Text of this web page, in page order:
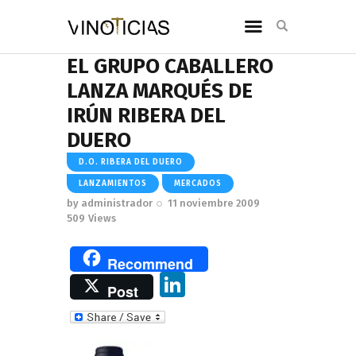
EL GRUPO CABALLERO
LANZA MARQUÉS DE
IRÚN RIBERA DEL
DUERO
D.O. RIBERA DEL DUERO
LANZAMIENTOS MERCADOS
by administrador
11 noviembre 2009
509 Views
Recommend
Post